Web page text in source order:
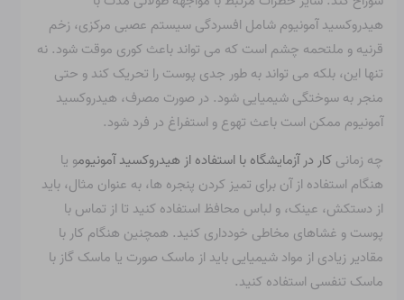
هیدروکسید آمونیوم شامل افسردگی سیستم عصبی مرکزی، زخم
قرنیه و ملتحمه چشم است که می تواند باعث کوری موقت شود. نه
تنها این، بلکه می تواند به طور جدی پوست را تحریک کند و حتی
منجر به سوختگی شیمیایی شود. در صورت مصرف، هیدروکسید
آمونیوم ممکن است باعث تهوع و استفراغ در فرد شود.
چه زمانیکار در آزمایشگاه با استفاده از هیدروکسید آمونیومو یا
هنگام استفاده از آن برای تمیز کردن پنجره ها، به عنوان مثال، باید
از دستکش، عینک، و لباس محافظ استفاده کنید تا از تماس با
پوست و غشاهای مخاطی خودداری کنید. همچنین هنگام کار با
مقادیر زیادی از مواد شیمیایی باید از ماسک صورت یا ماسک گاز با
ماسک تنفسی استفاده کنید.